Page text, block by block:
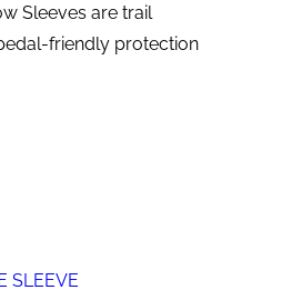
Sleeves are trail
friendly protection